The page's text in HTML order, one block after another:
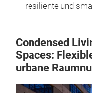
resiliente und
Condensed
Spaces:
urbane